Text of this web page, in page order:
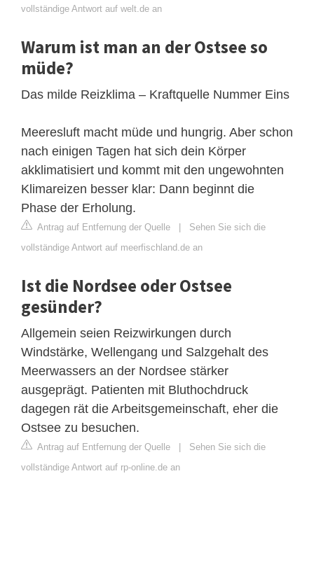
vollständige Antwort auf welt.de an
Warum ist man an der Ostsee so
müde?
Das milde Reizklima – Kraftquelle Nummer Eins
Meeresluft macht müde und hungrig. Aber schon
nach einigen Tagen hat sich dein Körper
akklimatisiert und kommt mit den ungewohnten
Klimareizen besser klar: Dann beginnt die
Phase der Erholung.
Antrag auf Entfernung der Quelle | Sehen Sie sich die
vollständige Antwort auf meerfischland.de an
Ist die Nordsee oder Ostsee
gesünder?
Allgemein seien Reizwirkungen durch
Windstärke, Wellengang und Salzgehalt des
Meerwassers an der Nordsee stärker
ausgeprägt. Patienten mit Bluthochdruck
dagegen rät die Arbeitsgemeinschaft, eher die
Ostsee zu besuchen.
Antrag auf Entfernung der Quelle | Sehen Sie sich die
vollständige Antwort auf rp-online.de an